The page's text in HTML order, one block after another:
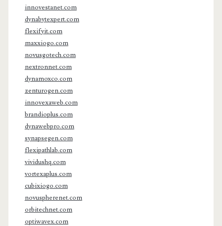
innovestanet.com
dynabytexpert.com
flexifyit.com
maxxiogo.com
novusgotech.com
nextronnet.com
dynamoxco.com
zenturogen.com
innovexaweb.com
brandioplus.com
dynawebpro.com
synapsegen.com
flexipathlab.com
vividushq.com
vortexaplus.com
cubixiogo.com
novuspherenet.com
orbitechnet.com
optiwavex.com